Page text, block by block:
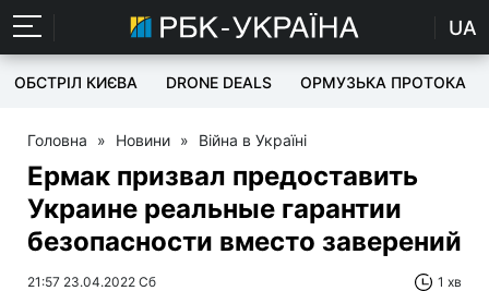
UA
ОБСТРІЛ КИЄВА DRONE DEALS ОРМУЗЬКА ПРОТОКА
Головна » Новини » Війна в Україні
Ермак призвал предоставить
Украине реальные гарантии
безопасности вместо заверений
21:57 23.04.2022 Сб 1 хв